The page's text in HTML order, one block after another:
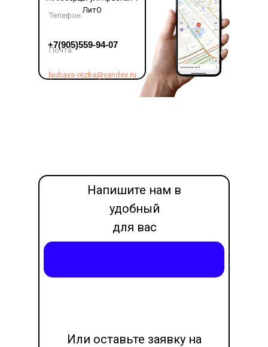
Напишите нам в
удобный
для вас
месседжер
Или оставьте заявку на
ЛитО
Телефон:
+7(905)559-94-07
Почта:
lyubaya-rezka@yandex.ru